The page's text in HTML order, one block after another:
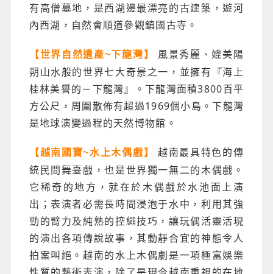
有高僧墓地，是西湖邊最漂亮的古建築，遊河
內西湖，自然會順道參觀鎮國古寺。
【世界自然遺產~下龍灣】
風景秀麗、媲美陽
朔山水般的世界七大奇景之一，並擁有『海上
桂林美譽的－下龍灣』。下龍灣面積3800百平
方公尺，周圍散佈有超過1969個小島。下龍灣
是地球演變過程的天然博物館。
【越南國寶~水上木偶戲】
越南最具特色的傳
統民間舞臺戲，也是世界獨一無二的木偶戲。
它稀奇的地方，就在於木偶戲於水池面上演
出；表演者必需長時間浸泡于水中，利用其強
勁的臂力及純熟的控繩技巧，讓玩偶活靈活現
的演出各項傳說故事，其動靜合宜的神態令人
拍案叫絕。越南的水上木偶劇是一項極富娛樂